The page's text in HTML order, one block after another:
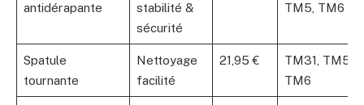
antidérapante
stabilité &
sécurité
TM5, TM6
Spatule
tournante
Nettoyage
facilité
21,95 €
TM31, TM5,
TM6